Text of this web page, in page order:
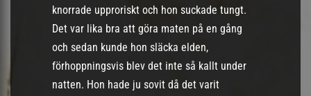
knorrade upproriskt och hon suckade tungt.
Det var lika bra att göra maten på en gång
och sedan kunde hon släcka elden,
förhoppningsvis blev det inte så kallt under
natten. Hon hade ju sovit då det varit